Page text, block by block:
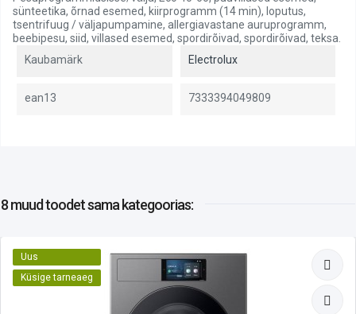
sünteetika, õrnad esemed, kiirprogramm (14 min), loputus,
tsentrifuug / väljapumpamine, allergiavastane auruprogramm,
beebipesu, siid, villased esemed, spordirõivad, spordirõivad, teksa.
Kaubamärk
Electrolux
ean13 7333394049809
8 muud toodetsama kategoorias:
Uus
Küsige tarneaeg